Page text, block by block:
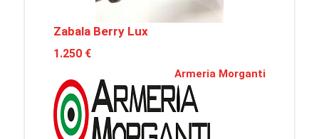
Zabala Berry Lux
1.250 €
Armeria Morganti